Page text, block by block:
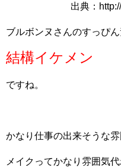
出典：
ブルボンヌさんのすっぴ
結構イケメン
ですね。
かなり仕事の出来そうな雰
メイクってかなり雰囲気代